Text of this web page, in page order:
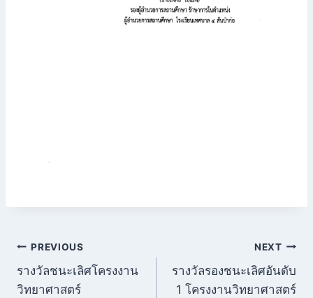
แนะแนว
เรื่อง
PREVIOUS
รางวัลชนะเลิศโครงงาน
วิทยาศาสตร์
NEXT
รางวัลรองชนะเลิศอันดับ
1 โครงงานวิทยาศาสตร์